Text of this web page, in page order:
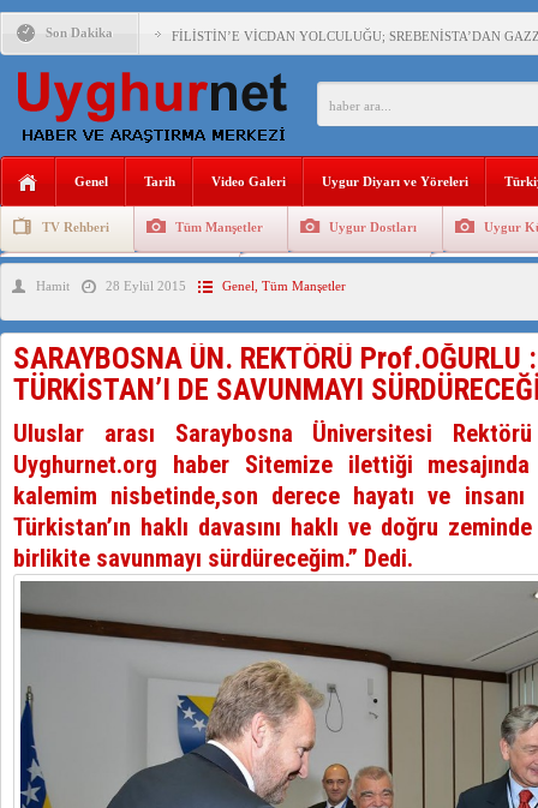
Son Dakika FİLİSTİN’E VİCDAN YOLCULUĞU; SREBENİSTA’DAN
ÇİN’İN “GÜVENLİK”SÖYLEMİ İLE DOĞU TÜRKİSTAN’DA
PAKİSTAN,AFGANİSTAN’DA YAŞAYAN UYGURLARA
ANAHTAR PARTİ GENEL BAŞKANI AĞIRALİOĞLU :
ÇİN’İN DOĞU TÜRKİSTAN’DAKİ UYGULAMALARI
DİYANET AKADEMİSİ BAŞKANI DOÇ.DR.KAAN : DOĞU
Genel Tarih Video Galeri Uygur Diyarı ve Yöreleri
TV Rehberi Tüm Manşetler Uygur Dostları Uygur
Uygurlarda Düğün ve Cenaze
Hamit 28 Eylül 2015 Genel Tüm Manşetler
SARAYBOSNA ÜN. REKTÖRÜ Prof.OĞURLU
TÜRKİSTAN’I DE SAVUNMAYI
Uluslar arası Saraybosna Üniversitesi
Uyghurnet.org haber Sitemize ilettiği mesajında
kalemim nisbetinde,son derece hayatı ve
Türkistan’ın haklı davasını haklı ve doğru
birlikite savunmayı sürdüreceğim.” Dedi.